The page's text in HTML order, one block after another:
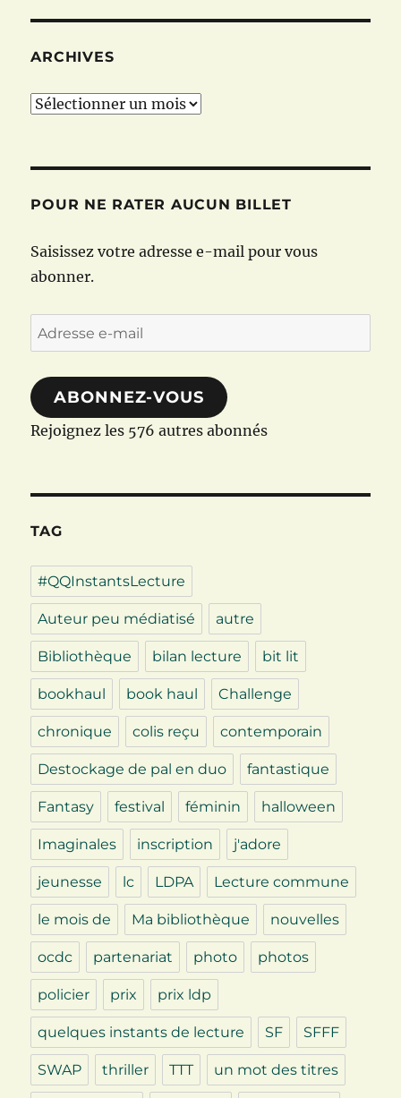
ARCHIVES
Archives
POUR NE RATER AUCUN BILLET
Saisissez votre adresse e-mail pour vous
abonner.
Adresse
e-
mail
ABONNEZ-VOUS
Rejoignez les 576 autres abonnés
TAG
#QQInstantsLecture
Auteur peu médiatisé autre
Bibliothèque bilan lecture bit lit
bookhaul book haul Challenge
chronique colis reçu contemporain
Destockage de pal en duo fantastique
Fantasy festival féminin halloween
Imaginales inscription j'adore
jeunesse lc LDPA Lecture commune
le mois de Ma bibliothèque nouvelles
ocdc partenariat photo photos
policier prix prix ldp
quelques instants de lecture SF SFFF
SWAP thriller TTT un mot des titres